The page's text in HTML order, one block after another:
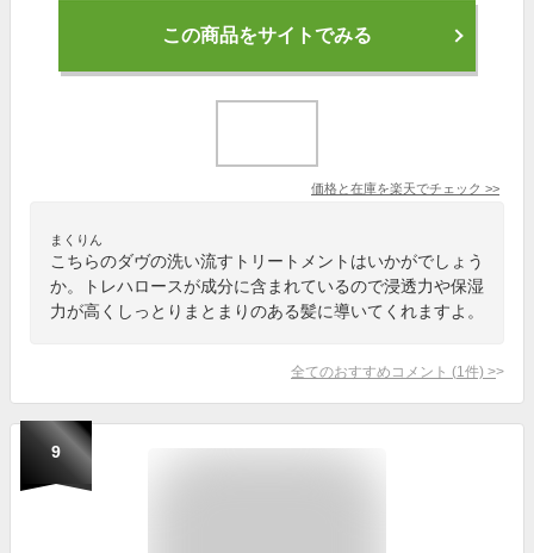
この商品をサイトでみる
価格と在庫を楽天でチェック >>
まくりん
こちらのダヴの洗い流すトリートメントはいかがでしょう
か。トレハロースが成分に含まれているので浸透力や保湿
力が高くしっとりまとまりのある髪に導いてくれますよ。
全てのおすすめコメント (1 件) >
9